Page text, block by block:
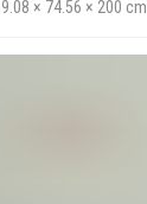
× 74.56 × 200 cm